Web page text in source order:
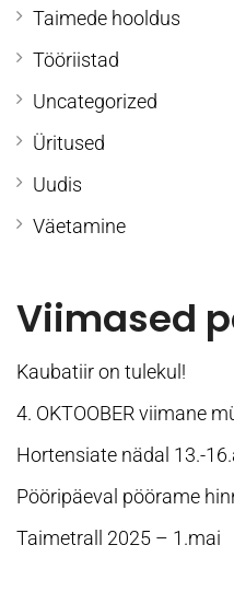
Taimede hooldus
Tööriistad
Uncategorized
Üritused
Uudis
Väetamine
Viimased
Kaubatiir on tulekul!
4. OKTOOBER viimane
Hortensiate nädal 13.-
Pööripäeval pöörame
Taimetrall 2025 – 1.mai